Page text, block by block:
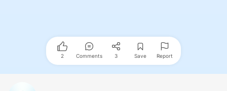
2 Comments 3 Save Report